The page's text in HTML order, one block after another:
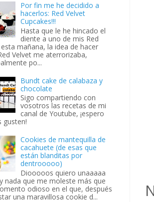
Por fin me he decidido a
hacerlos: Red Velvet
Cupcakes!!!
Hasta que le he hincado el
diente a uno de mis Red
mañana, la idea de hacer
Velvet me aterrorizaba,
po...
Bundt cake de calabaza y
chocolate
Sigo compartiendo con
vosotros las recetas de mi
canal de Youtube, ¡espero
gusten!
Cookies de mantequilla de
cacahuete (de esas que
están blanditas por
dentrooooo)
Diooooos quiero unaaaaa
nada que me moleste más que
odioso en el que, después
una maravillosa cookie d...